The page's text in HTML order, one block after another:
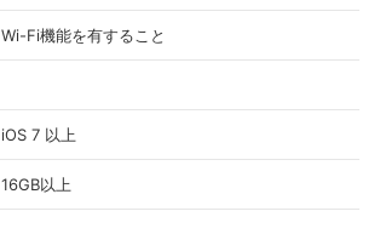
Wi-Fi機能を有すること
iOS 7 以上
16GB以上